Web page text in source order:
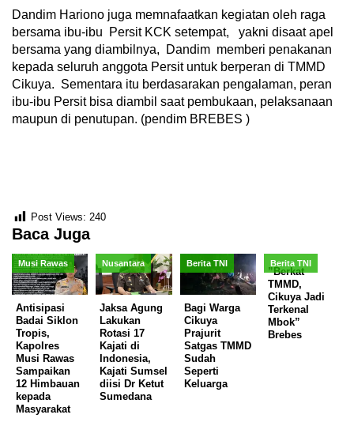
Dandim Hariono juga memnafaatkan kegiatan oleh raga
bersama ibu-ibu Persit KCK setempat, yakni disaat apel
bersama yang diambilnya, Dandim memberi penakanan
kepada seluruh anggota Persit untuk berperan di TMMD
Cikuya. Sementara itu berdasarakan pengalaman, peran
ibu-ibu Persit bisa diambil saat pembukaan, pelaksanaan
maupun di penutupan. (pendim BREBES )
Post Views: 240
Baca Juga
Musi Rawas
Antisipasi
Badai Siklon
Tropis,
Kapolres
Musi Rawas
Sampaikan
12 Himbauan
kepada
Masyarakat
Nusantara
Jaksa Agung
Lakukan
Rotasi 17
Kajati di
Indonesia,
Kajati Sumsel
diisi Dr Ketut
Sumedana
Berita TNI
Bagi Warga
Cikuya
Prajurit
Satgas TMMD
Sudah
Seperti
Keluarga
Berita TNI
”Berkat
TMMD,
Cikuya Jadi
Terkenal
Mbok”
Brebes